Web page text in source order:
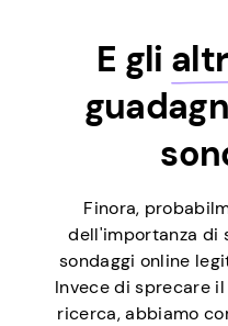
E gli
Finora,
dell'importanza di
sondaggi online
Invece di sprecare
ricerca, abbiamo